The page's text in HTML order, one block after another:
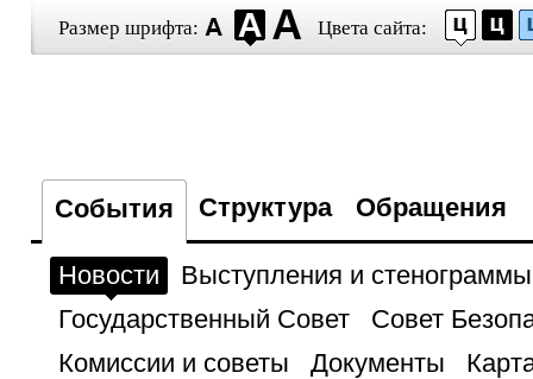
Размер шрифта: Цвета сайта:
События Структура Обращения
Новости
Выступления и стенограммы
Государственный Совет
Совет
Комиссии и советы
Документы